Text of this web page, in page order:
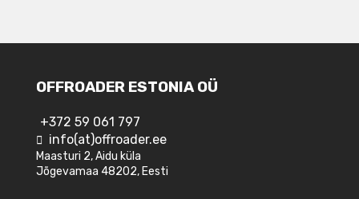
OFFROADER ESTONIA OÜ
+372 59 061 797
info(at)offroader.ee
Maasturi 2, Aidu küla
Jõgevamaa 48202, Eesti